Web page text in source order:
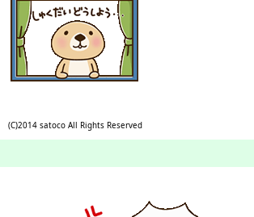
(C)2014 satoco All Rights Reserved